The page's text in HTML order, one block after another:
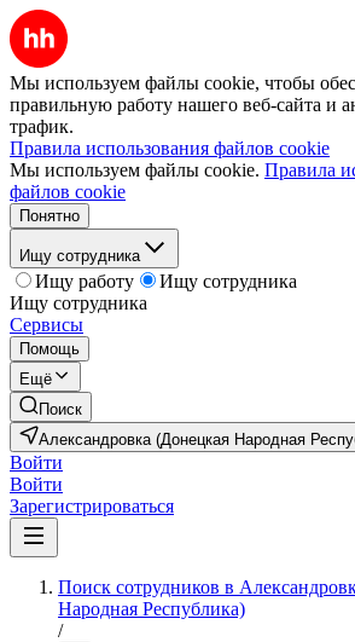
Мы используем файлы cookie, чтобы
правильную работу нашего веб-сайта и
трафик.
Правила использования файлов cookie
Мы используем файлы cookie. Правила
файлов cookie
Понятно
Ищу сотрудника
Ищу работу
Ищу сотрудника
Ищу сотрудника
Сервисы
Помощь
Ещё
Поиск
Александровка (Донецкая Народная
Войти
Войти
Зарегистрироваться
Поиск сотрудников в
Народная Республика)
/